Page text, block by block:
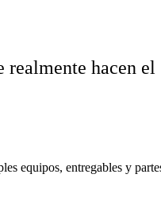
realmente hacen el
equipos, entregables y